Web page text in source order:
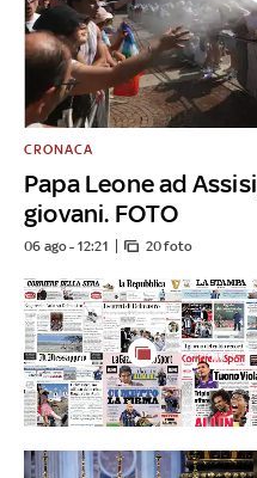
Papa Leone ad
giovani. FOTO
CRONACA
06 ago - 12:21 20 foto